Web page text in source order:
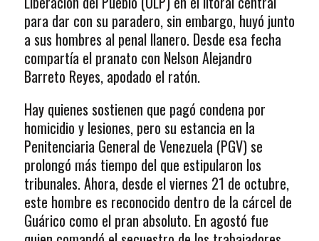
para dar con su paradero, sin embargo, huyó junto
a sus hombres al penal llanero. Desde esa fecha
compartía el pranato con Nelson Alejandro
Barreto Reyes, apodado el ratón.
Hay quienes sostienen que pagó condena por
homicidio y lesiones, pero su estancia en la
Penitenciaria General de Venezuela (PGV) se
prolongó más tiempo del que estipularon los
tribunales. Ahora, desde el viernes 21 de octubre,
este hombre es reconocido dentro de la cárcel de
Guárico como el pran absoluto. En agostó fue